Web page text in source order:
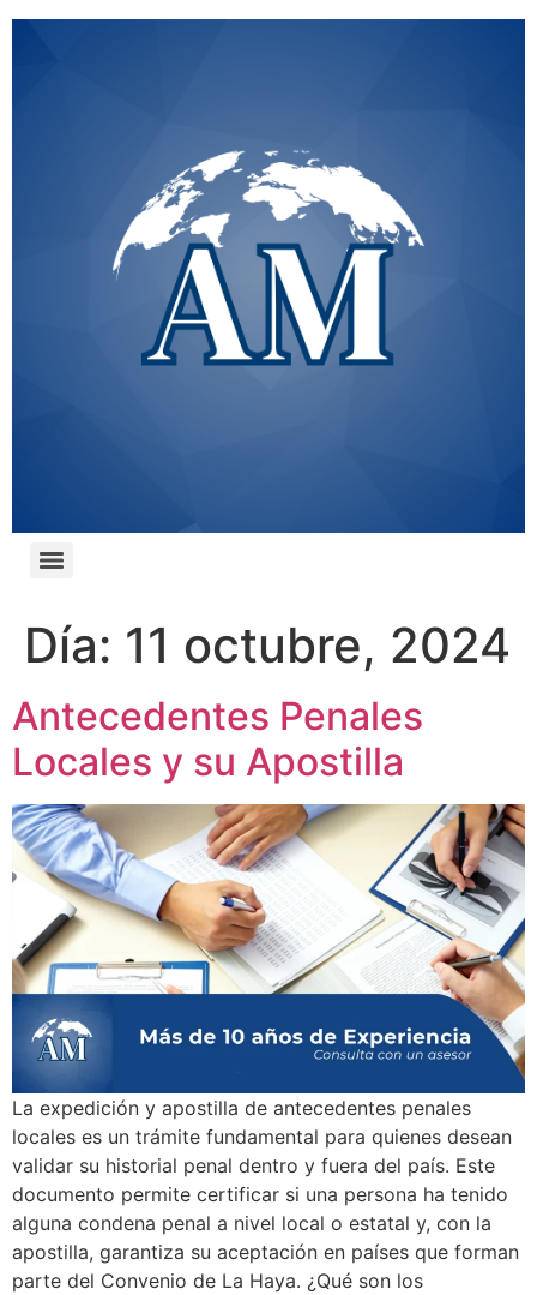
Día: 11 octubre, 2024
Antecedentes Penales
Locales y su Apostilla
La expedición y apostilla de antecedentes penales
locales es un trámite fundamental para quienes desean
validar su historial penal dentro y fuera del país. Este
documento permite certificar si una persona ha tenido
alguna condena penal a nivel local o estatal y, con la
apostilla, garantiza su aceptación en países que forman
parte del Convenio de La Haya. ¿Qué son los